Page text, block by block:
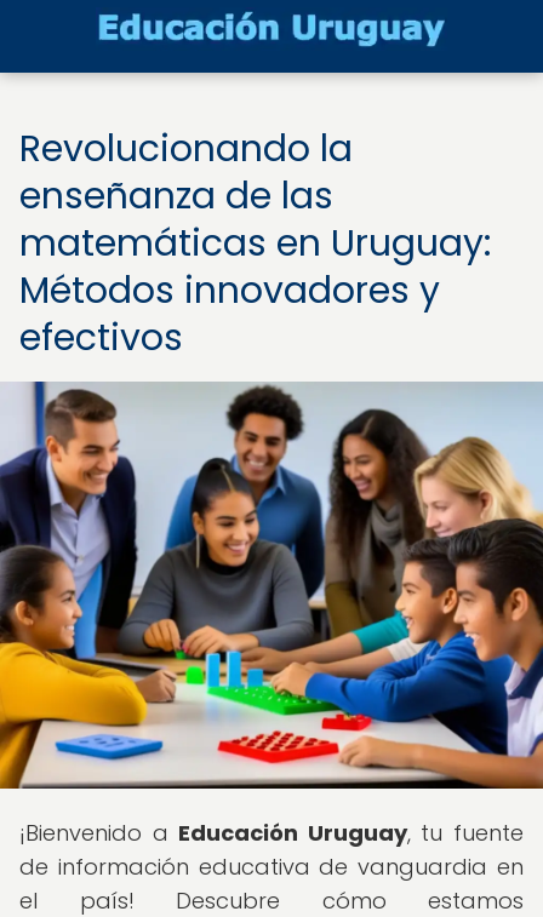
Revolucionando la
enseñanza de las
matemáticas en Uruguay:
Métodos innovadores y
efectivos
¡Bienvenido a Educación Uruguay, tu fuente
de información educativa de vanguardia en
el país! Descubre cómo estamos